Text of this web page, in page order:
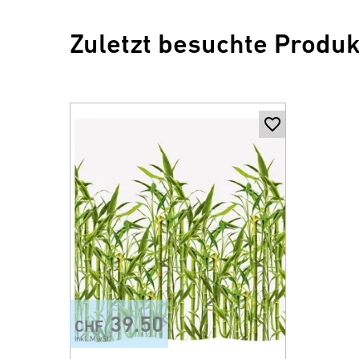
Zuletzt besuchte
CHF 39.50
inkl. MwSt.